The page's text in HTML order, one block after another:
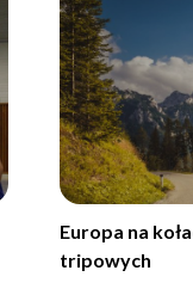
Europa na
tripowych